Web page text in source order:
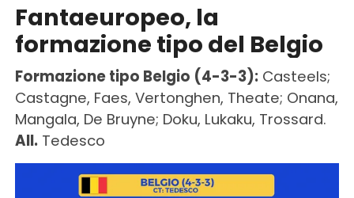
Fantaeuropeo, la
formazione tipo del Belgio
Formazione tipo Belgio (4-3-3):Casteels;
Castagne, Faes, Vertonghen, Theate; Onana,
Mangala, De Bruyne; Doku, Lukaku, Trossard.
All. Tedesco